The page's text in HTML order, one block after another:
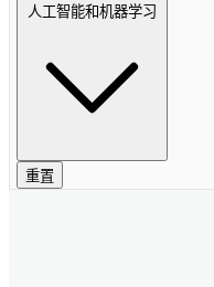
人工智能和机器学习
重置